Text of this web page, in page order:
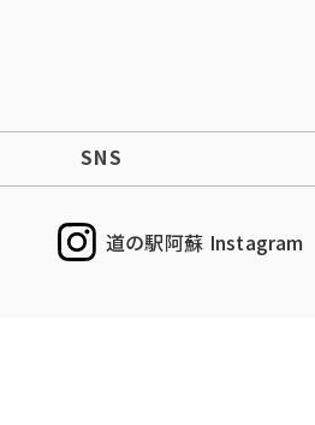
SNS
道の駅阿蘇 Instagram